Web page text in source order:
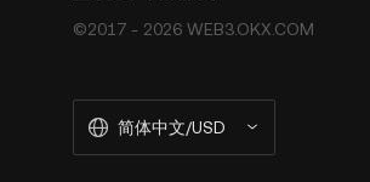
©2017 - 2026 WEB3.OKX.COM
简体中文/USD